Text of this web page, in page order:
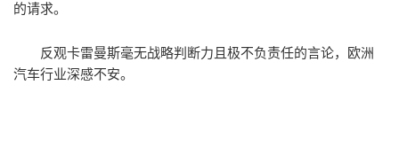
的请求。
反观卡雷曼斯毫无战略判断力且极不负责任的言论，欧洲
汽车行业深感不安。